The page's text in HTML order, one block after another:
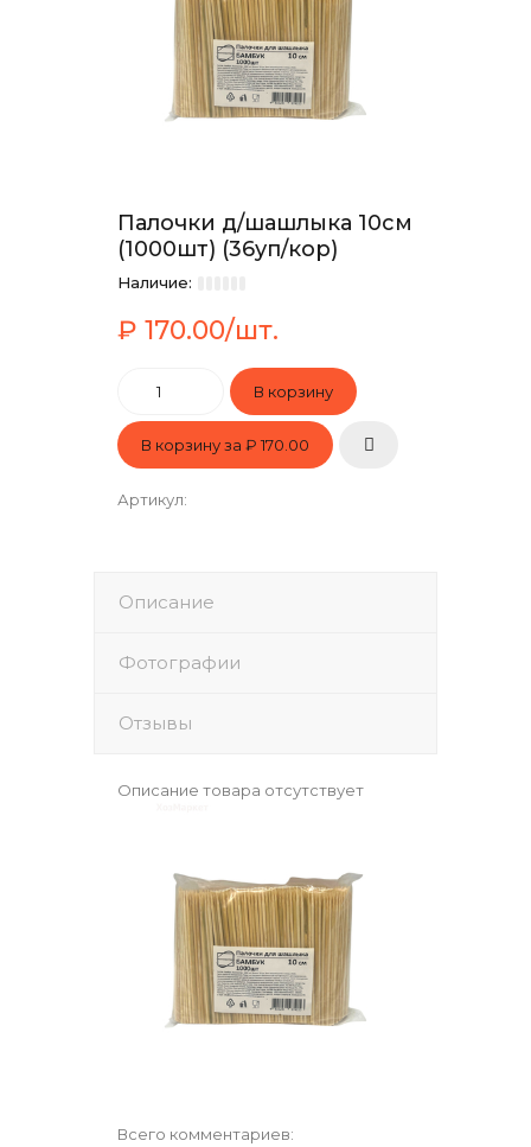
Палочки д/шашлыка 10см
(1000шт) (36уп/кор)
Наличие:
₽ 170.00/шт.
В корзину за ₽ 170.00
Артикул:
Описание
Фотографии
Отзывы
Описание товара отсутствует
Всего комментариев: